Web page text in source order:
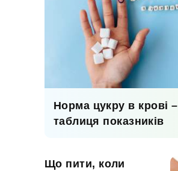
Норма цукру в крові –
таблиця показників
Що пити, коли